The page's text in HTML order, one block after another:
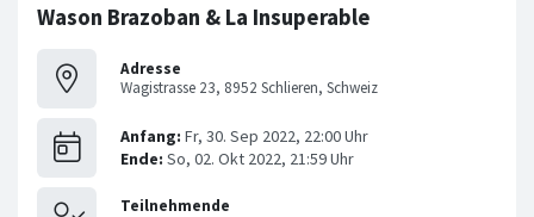
Wason Brazoban & La Insuperable
Adresse
Wagistrasse 23, 8952 Schlieren, Schweiz